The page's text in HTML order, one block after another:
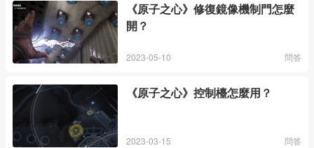
《原子之心》修復鏡像機制門怎麼
開？
2023-05-10 問答
《原子之心》控制檯怎麼用？
2023-03-15 問答